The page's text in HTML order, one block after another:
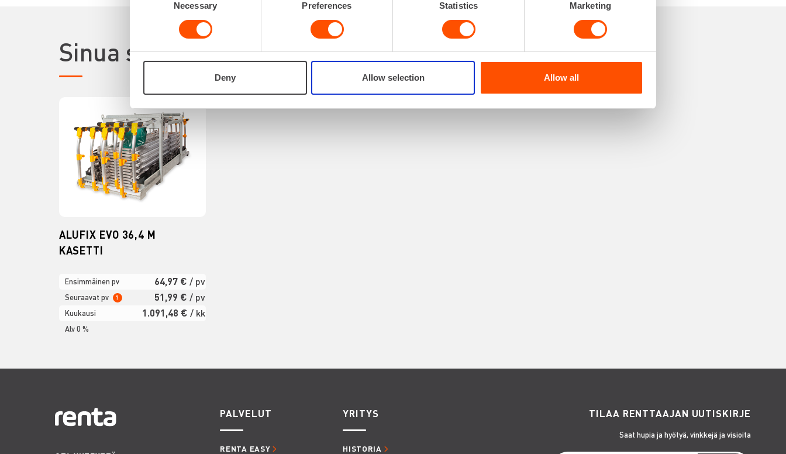
Necessary Preferences Statistics Marketing
Deny Allow selection Allow all
Sinua saattaisi kiinnostaa myös
ALUFIX EVO 36,4 M
KASETTI
Ensimmäinen pv 64,97 € / pv
Seuraavat pv ? 51,99 € / pv
Kuukausi 1.091,48 € / kk
Alv 0 %
PALVELUT
RENTA EASY
YRITYS
HISTORIA
TILAA RENTTAAJAN UUTISKIRJE
Saat hupia ja hyötyä, vinkkejä ja visioita